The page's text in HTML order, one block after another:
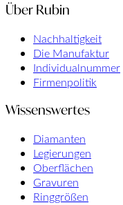
Über Rubin
Nachhaltigkeit
Die Manufaktur
Individualnummer
Firmenpolitik
Wissenswertes
Diamanten
Legierungen
Oberflächen
Gravuren
Ringgrößen